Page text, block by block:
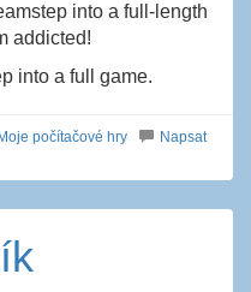
into a full-length
addicted!
into a full game.
Moje počítačové hry
Napsat